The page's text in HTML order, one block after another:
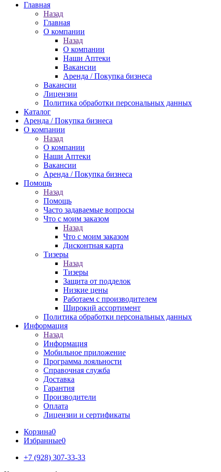
Главная
Назад
Главная
О компании
Назад
О компании
Наши Аптеки
Вакансии
Аренда / Покупка бизнеса
Вакансии
Лицензии
Политика обработки персональных данных
Каталог
Аренда / Покупка бизнеса
О компании
Назад
О компании
Наши Аптеки
Вакансии
Аренда / Покупка бизнеса
Помощь
Назад
Помощь
Часто задаваемые вопросы
Что с моим заказом
Назад
Что с моим заказом
Дисконтная карта
Тизеры
Назад
Тизеры
Защита от подделок
Низкие цены
Работаем с производителем
Широкий ассортимент
Политика обработки персональных данных
Информация
Назад
Информация
Мобильное приложение
Программа лояльности
Справочная служба
Доставка
Гарантия
Производители
Оплата
Лицензии и сертификаты
Корзина0
Избранные0
+7 (928) 307-33-33